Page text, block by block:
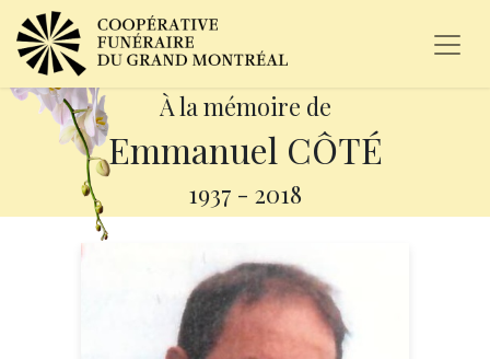
À la mémoire de
Emmanuel CÔTÉ
1937 - 2018